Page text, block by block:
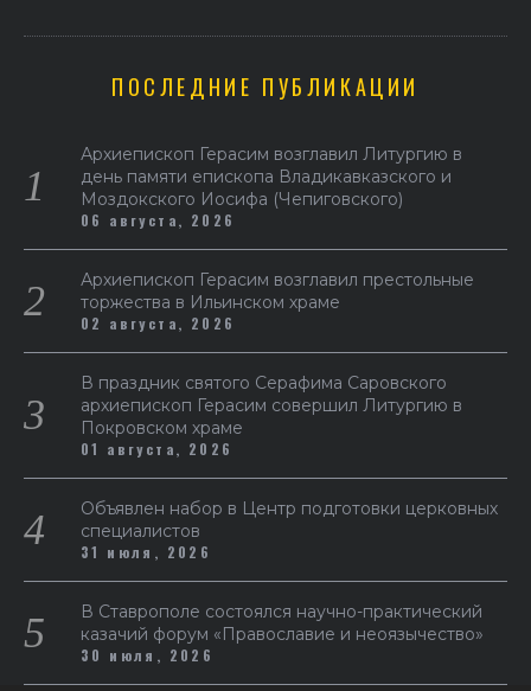
ПОСЛЕДНИЕ ПУБЛИКАЦИИ
Архиепископ Герасим возглавил Литургию в
день памяти епископа Владикавказского и
Моздокского Иосифа (Чепиговского)
06 августа, 2026
Архиепископ Герасим возглавил престольные
торжества в Ильинском храме
02 августа, 2026
В праздник святого Серафима Саровского
архиепископ Герасим совершил Литургию в
Покровском храме
01 августа, 2026
Объявлен набор в Центр подготовки церковных
специалистов
31 июля, 2026
В Ставрополе состоялся научно-практический
казачий форум «Православие и неоязычество»
30 июля, 2026